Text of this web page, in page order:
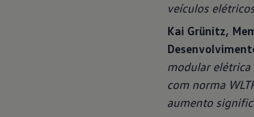
veículos
Kai Grünitz,
modular elétrica
com norma
aumento